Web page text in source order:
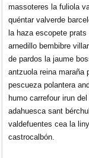
massoteres la fuliola
quéntar valverde
la haza escopete
arnedillo bembibre
de pardos la jaume
antzuola reina maraña
pescueza polantera
humo carrefour irun
adahuesca sant
valdefuentes cea la
castrocalbón.